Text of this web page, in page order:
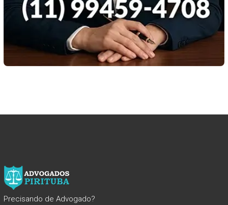
Precisando de Advogado?